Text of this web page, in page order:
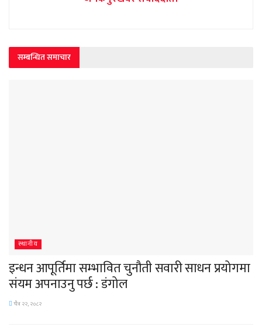
सम्बन्धित समाचार
स्थानीय
इन्धन आपूर्तिमा सम्भावित चुनौती सवारी साधन प्रयोगमा
संयम अपनाउनु पर्छ : डंगोल
चैत्र २२, २०८२